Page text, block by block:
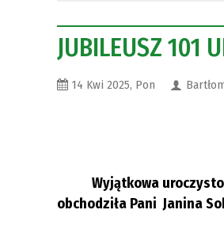
JUBILEUSZ 101
14 Kwi 2025, Pon
Wyjątkowa uroczystość
obchodziła Pani Janina